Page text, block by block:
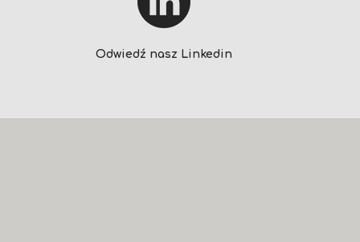
Odwiedź nasz Linkedin